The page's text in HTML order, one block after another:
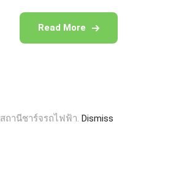
Read More
สถานีชาร์จรถไฟฟ้า. Dismiss